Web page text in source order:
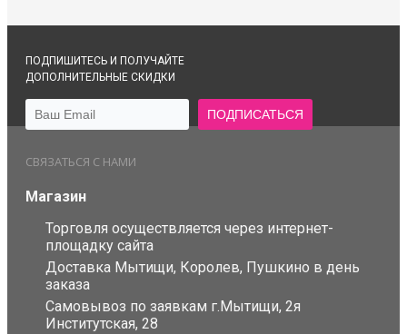
ПОДПИШИТЕСЬ И ПОЛУЧАЙТЕ
ДОПОЛНИТЕЛЬНЫЕ СКИДКИ
СВЯЗАТЬСЯ С НАМИ
Магазин
Торговля осуществляется через интернет-
площадку сайта
Доставка Мытищи, Королев, Пушкино в день
заказа
Самовывоз по заявкам г.Мытищи, 2я
Институтская, 28